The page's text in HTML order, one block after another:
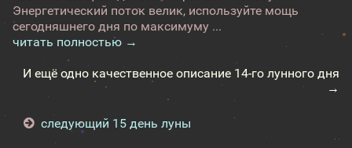
Энергетический поток велик, используйте мощь
сегодняшнего дня по максимуму ...
читать полностью →
И ещё одно качественное описание 14-го лунного дня
→
следующий 15 день луны